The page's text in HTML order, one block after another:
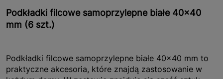
Podkładki filcowe samoprzylepne białe 40x40
mm (6 szt.)
Podkładki filcowe samoprzylepne białe 40x40 mm to
praktyczne akcesoria, które znajdą zastosowanie w